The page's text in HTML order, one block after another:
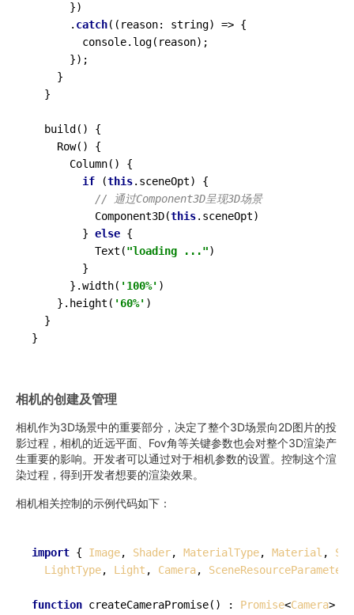
      })
      .
catch((reason: string) => {
        console.log(reason);
      });
    }
  }
  build() {
    Row() {
      Column() {
if (this.sceneOpt) {
// 通过Component3D呈现3D场景
          Component3D(
this.sceneOpt)
        }
else {
          Text(
"loading ...")
        }
      }.width(
'100%' )
    }.height(
'60%' )
  }
相机的创建及管理
相机作为3D场景中的重要部分，决定了整个3D场景向2D图片的投
影过程，相机的近远平面、Fov角等关键参数也会对整个3D渲染产
生重要的影响。开发者可以通过对于相机参数的设置。控制这个渲
染过程，得到开发者想要的渲染效果。
相机相关控制的示例代码如下：
import { Image, Shader, MaterialType, Material ,
LightType, Light , Camera, SceneResourceParameters
function createCameraPromise( ) : Promise<Camera> {